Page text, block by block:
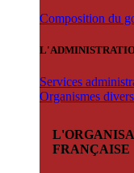
Composition du
Services
Organismes divers
FRANÇAISE